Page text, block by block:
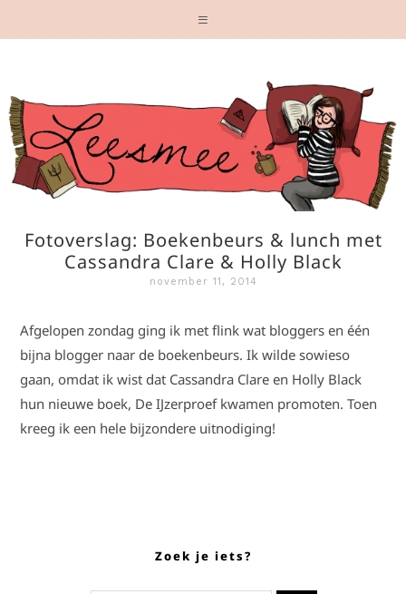
Fotoverslag: Boekenbeurs & lunch met
Cassandra Clare & Holly Black
november 11, 2014
Afgelopen zondag ging ik met flink wat bloggers en één
bijna blogger naar de boekenbeurs. Ik wilde sowieso
gaan, omdat ik wist dat Cassandra Clare en Holly Black
hun nieuwe boek, De IJzerproef kwamen promoten. Toen
kreeg ik een hele bijzondere uitnodiging!
Zoek je iets?